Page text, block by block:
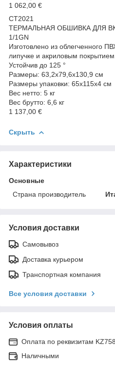
1 062,00 €
CT2021
ТЕРМАЛЬНАЯ ОБШИВКА ДЛЯ
1/1GN
Изготовлено из облегченного
липучке и акриловым
Устойчив до 125 °
Размеры: 63,2x79,6x130,9 см
Размеры упаковки: 65x115x4 см
Вес нетто: 5 кг
Вес брутто: 6,6 кг
1 137,00 €
Скрыть
Характеристики
Основные
Страна производитель
Условия доставки
Самовывоз
Доставка курьером
Транспортная компания
Все условия доставки
Условия оплаты
Оплата по реквизитам
Наличными